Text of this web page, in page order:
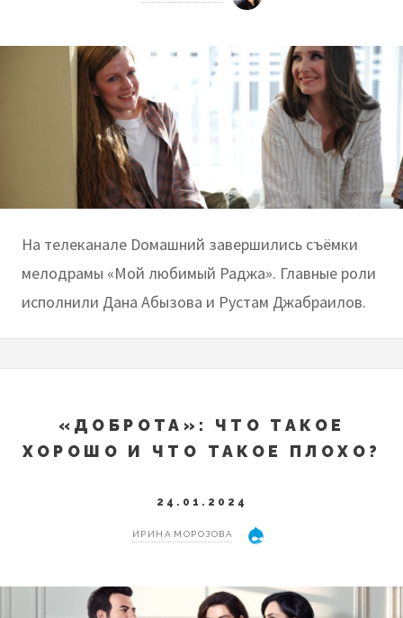
На телеканале Dомашний завершились съёмки
мелодрамы «Мой любимый Раджа». Главные роли
исполнили Дана Абызова и Рустам Джабраилов.
«ДОБРОТА»: ЧТО ТАКОЕ
ХОРОШО И ЧТО ТАКОЕ ПЛОХО?
24.01.2024
ИРИНА МОРОЗОВА